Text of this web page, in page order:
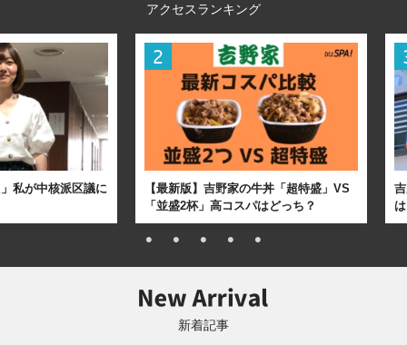
アクセスランキング
私が中核派区議に
【最新版】吉野家の牛丼「超特盛」VS
「並盛2杯」高コスパはどっち？
新着記事